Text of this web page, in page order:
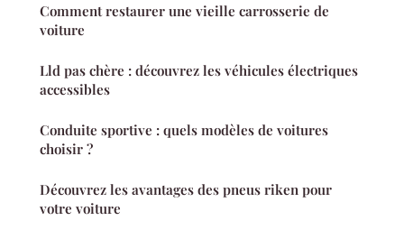
Comment restaurer une vieille carrosserie de
voiture
Lld pas chère : découvrez les véhicules électriques
accessibles
Conduite sportive : quels modèles de voitures
choisir ?
Découvrez les avantages des pneus riken pour
votre voiture